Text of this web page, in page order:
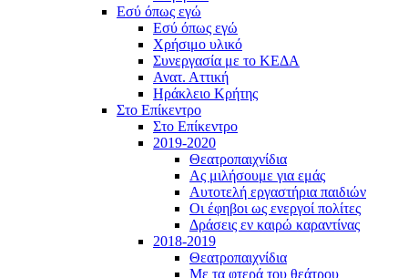
Εσύ όπως εγώ
Εσύ όπως εγώ
Χρήσιμο υλικό
Συνεργασία με το ΚΕΔΑ
Ανατ. Αττική
Ηράκλειο Κρήτης
Στο Επίκεντρο
Στο Επίκεντρο
2019-2020
Θεατροπαιχνίδια
Ας μιλήσουμε για εμάς
Αυτοτελή εργαστήρια παιδιών
Οι έφηβοι ως ενεργοί πολίτες
Δράσεις εν καιρώ καραντίνας
2018-2019
Θεατροπαιχνίδια
Με τα φτερά του θεάτρου